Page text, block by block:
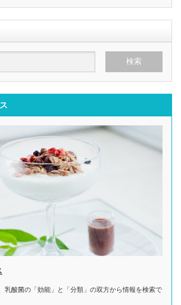
乳酸菌の「効能」と「分類」の双方から情報を検索で